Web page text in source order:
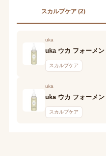
スカルプケア (2)
uka
uka ウカ フォーメ
スカルプケア
uka
uka ウカ フォーメ
スカルプケア